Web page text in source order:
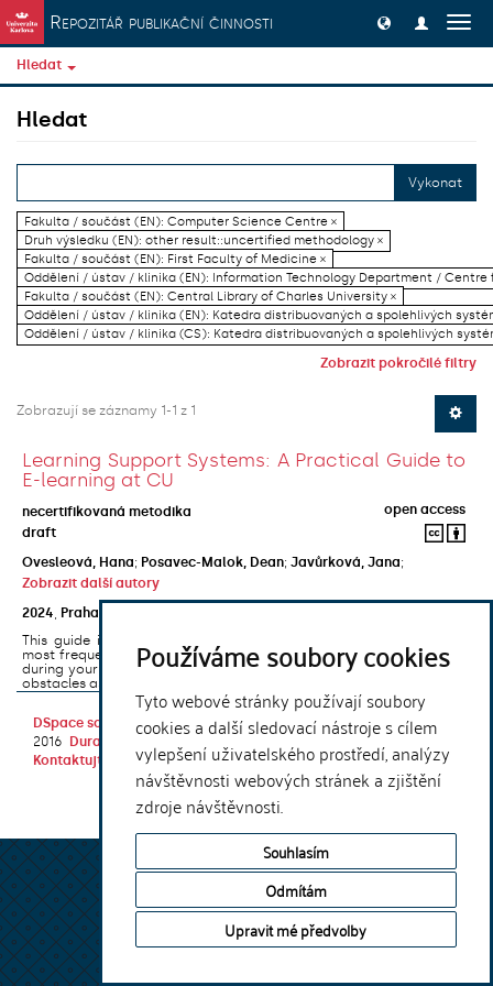
Používáme soubory cookies
Tyto webové stránky používají soubory
cookies a další sledovací nástroje s cílem
vylepšení uživatelského prostředí, analýzy
návštěvnosti webových stránek a zjištění
zdroje návštěvnosti.
Souhlasím
Odmítám
Upravit mé předvolby
Přeskočit na obsah
Repozitář publikační činnosti
Hledat
Hledat
Vykonat
Fakulta / součást (EN): Computer Science Centre ×
Druh výsledku (EN): other result::uncertified methodology ×
Fakulta / součást (EN): First Faculty of Medicine ×
Oddělení / ústav / klinika (EN): Information Technology Department / Centre
Fakulta / součást (EN): Central Library of Charles University ×
Oddělení / ústav / klinika (EN): Katedra distribuovaných a spolehlivých
Oddělení / ústav / klinika (CS): Katedra distribuovaných a spolehlivých
Zobrazit pokročilé filtry
Zobrazují se záznamy 1-1 z 1
Learning Support Systems: A Practical Guide to
E-learning at CU
necertifikovaná metodika
open access
draft
Ovesleová, Hana; Posavec-Malok, Dean; Javůrková, Jana;
Zobrazit další autory
2024
Praha
This guide introduces the e-learning support tools that are used
most frequently at Charles University and that you may encounter
during your studies. It will also help you to avoid the most common
obstacles associated ...
DSpace softwarecopyright © 2002-
2016
DuraSpace
Kontaktujte nás |Vyjádření názoru
Theme by